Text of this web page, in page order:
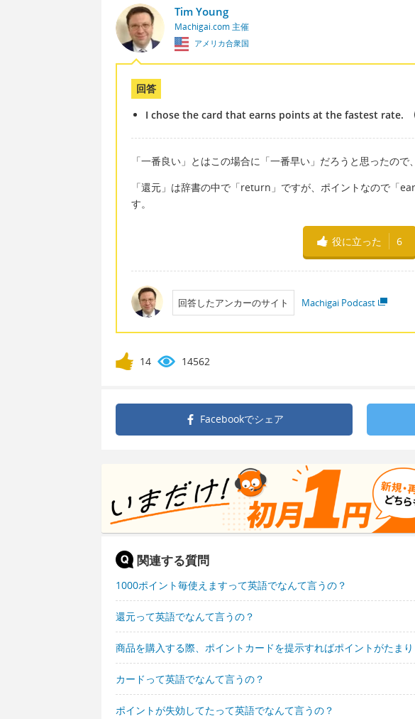
Tim Young
Machigai.com 主催
アメリカ合衆国
回答
I chose the card that earns points at the fastest rate.
「一番良い」とはこの場合に「一番早い」だろうと思ったので
「還元」は辞書の中で「return」ですが、ポイントなので「
す。
役に立った 6
回答したアンカーのサイト Machigai Podcast
14 14562
Facebookでシェア
関連する質問
1000ポイント毎使えますって英語でなんて言うの？
還元って英語でなんて言うの？
商品を購入する際、ポイントカードを提示すればポイントがたま
カードって英語でなんて言うの？
ポイントが失効してたって英語でなんて言うの？